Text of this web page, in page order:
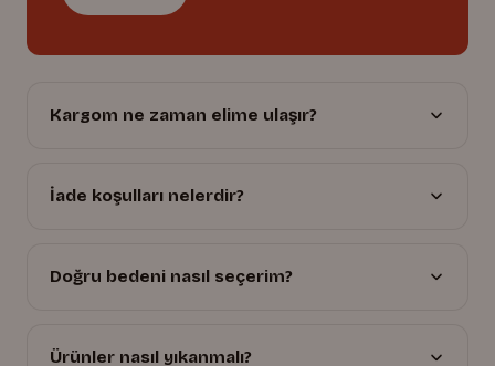
Kargom ne zaman elime ulaşır?
İade koşulları nelerdir?
Doğru bedeni nasıl seçerim?
Ürünler nasıl yıkanmalı?